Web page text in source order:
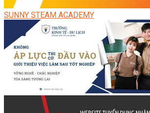
SUNNY STEAM ACADEMY